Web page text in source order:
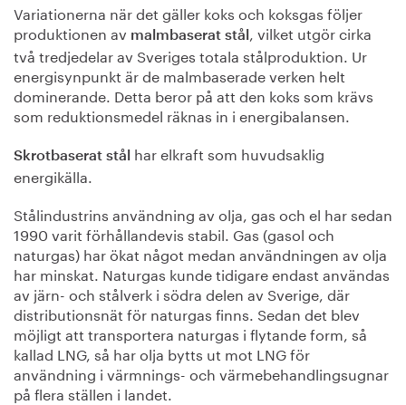
Variationerna när det gäller koks och koksgas följer
produktionen av malmbaserat stål , vilket utgör cirka
två tredjedelar av Sveriges totala stålproduktion. Ur
energisynpunkt är de malmbaserade verken helt
dominerande. Detta beror på att den koks som krävs
som reduktionsmedel räknas in i energibalansen.
Skrotbaserat stål
har elkraft som huvudsaklig
energikälla.
Stålindustrins användning av olja, gas och el har sedan
1990 varit förhållandevis stabil. Gas (gasol och
naturgas) har ökat något medan användningen av olja
har minskat. Naturgas kunde tidigare endast användas
av järn- och stålverk i södra delen av Sverige, där
distributionsnät för naturgas finns. Sedan det blev
möjligt att transportera naturgas i flytande form, så
kallad LNG, så har olja bytts ut mot LNG för
användning i värmnings- och värmebehandlingsugnar
på flera ställen i landet.